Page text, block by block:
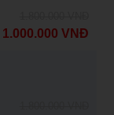
1.000.000 VNĐ